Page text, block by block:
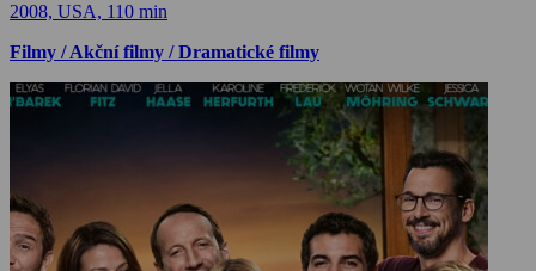
2008, USA, 110 min
Filmy / Akční filmy / Dramatické filmy